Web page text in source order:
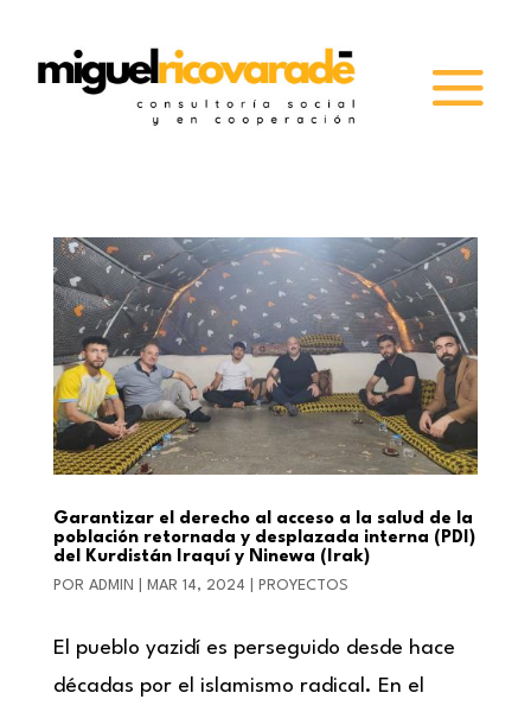
Garantizar el derecho al acceso a la salud de la
población retornada y desplazada interna (PDI)
del Kurdistán Iraquí y Ninewa (Irak)
POR ADMIN MAR 14, 2024 PROYECTOS
El pueblo yazidí es perseguido desde hace
décadas por el islamismo radical. En el